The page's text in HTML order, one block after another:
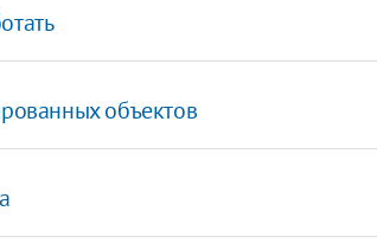
объектов